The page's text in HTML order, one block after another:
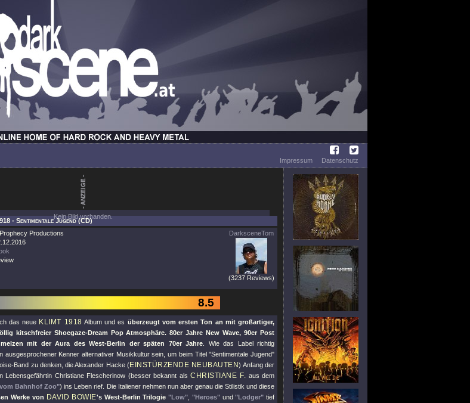
Impressum
Datenschutz
Kein Bild vorhanden.
- Sentimentale Jugend (CD)
Productions
DarksceneTom
(3237 Reviews)
8.5
das neue KLIMT 1918 Album und es überzeugt vom ersten Ton an mit großartiger,
kitschfreier Shoegaze-Dream Pop Atmosphäre. 80er Jahre New Wave, 90er Post
mit der Aura des West-Berlin der späten 70er Jahre . Wie das Label richtig
ausgesprochener Kenner alternativer Musikkultur sein, um beim Titel"Sentimentale Jugend"
Band zu denken, die Alexander Hacke (EINSTÜRZENDE NEUBAUTEN) Anfang der
Lebensgefährtin Christiane Flescherinow (besser bekannt alsCHRISTIANE F. aus dem
Bahnhof Zoo") ins Leben rief. Die Italiener nehmen nun aber genau die Stilistik und diese
Werke von DAVID BOWIE's West-Berlin Trilogie "Low" "Heroes"und"Lodger" tief